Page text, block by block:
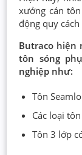
xưởng cán
động quy
Butraco hiện
tôn sóng
nghiệp như:
Tôn
Các loại
Tôn 3 lớp